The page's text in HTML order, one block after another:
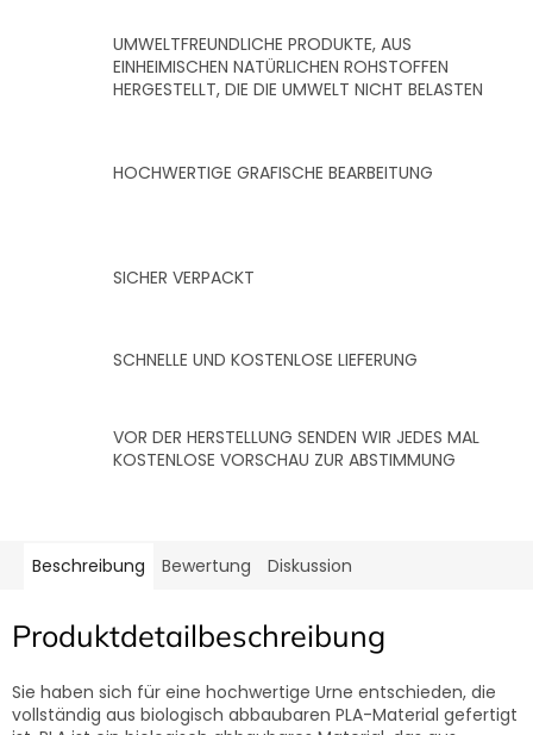
UMWELTFREUNDLICHE PRODUKTE, AUS
EINHEIMISCHEN NATÜRLICHEN ROHSTOFFEN
HERGESTELLT, DIE DIE UMWELT NICHT BELASTEN
HOCHWERTIGE GRAFISCHE BEARBEITUNG
SICHER VERPACKT
SCHNELLE UND KOSTENLOSE LIEFERUNG
VOR DER HERSTELLUNG SENDEN WIR JEDES MAL
KOSTENLOSE VORSCHAU ZUR ABSTIMMUNG
Beschreibung Bewertung Diskussion
Produktdetailbeschreibung
Sie haben sich für eine hochwertige Urne entschieden, die
vollständig aus biologisch abbaubaren PLA-Material gefertigt